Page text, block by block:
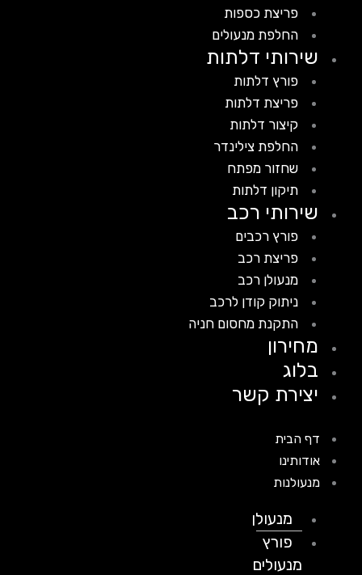
פריצת כספות
החלפת מנעולים
שירותי דלתות
פורץ דלתות
פריצת דלתות
קיצור דלתות
החלפת צילינדר
שחזור מפתח
תיקון דלתות
שירותי רכב
פורץ רכבים
פריצת רכב
מנעולן רכב
ניתוק קודן לרכב
התקנת מחסום חניה
מחירון
בלוג
יצירת קשר
דף הבית
אודותינו
מנעולנות
מנעולן
פורץ
מנעולים